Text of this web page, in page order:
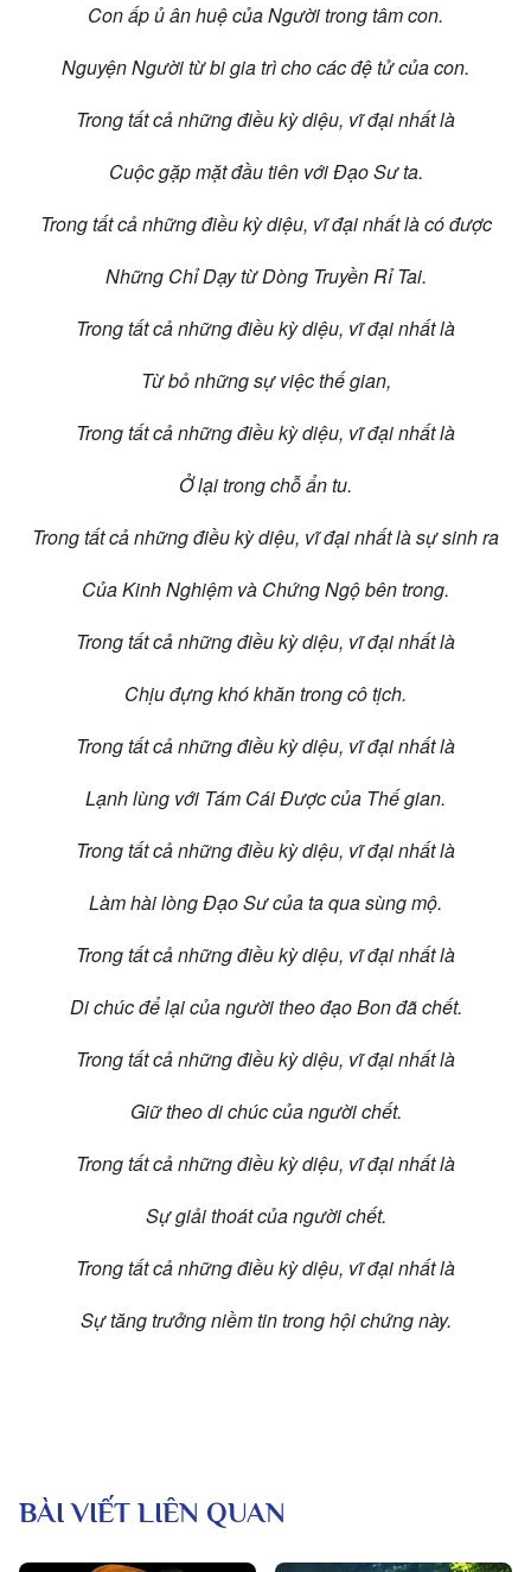
Con ấp ủ ân huệ của Người trong tâm con.
Nguyện Người từ bi gia trì cho các đệ tử của con.
Trong tất cả những điều kỳ diệu, vĩ đại nhất là
Cuộc gặp mặt đầu tiên với Đạo Sư ta.
Trong tất cả những điều kỳ diệu, vĩ đại nhất là có được
Những Chỉ Dạy từ Dòng Truyền Rỉ Tai.
Trong tất cả những điều kỳ diệu, vĩ đại nhất là
Từ bỏ những sự việc thế gian,
Trong tất cả những điều kỳ diệu, vĩ đại nhất là
Ở lại trong chỗ ẩn tu.
Trong tất cả những điều kỳ diệu, vĩ đại nhất là sự sinh ra
Của Kinh Nghiệm và Chứng Ngộ bên trong.
Trong tất cả những điều kỳ diệu, vĩ đại nhất là
Chịu đựng khó khăn trong cô tịch.
Trong tất cả những điều kỳ diệu, vĩ đại nhất là
Lạnh lùng với Tám Cái Được của Thế gian.
Trong tất cả những điều kỳ diệu, vĩ đại nhất là
Làm hài lòng Đạo Sư của ta qua sùng mộ.
Trong tất cả những điều kỳ diệu, vĩ đại nhất là
Di chúc để lại của người theo đạo Bon đã chết.
Trong tất cả những điều kỳ diệu, vĩ đại nhất là
Giữ theo di chúc của người chết.
Trong tất cả những điều kỳ diệu, vĩ đại nhất là
Sự giải thoát của người chết.
Trong tất cả những điều kỳ diệu, vĩ đại nhất là
Sự tăng trưởng niềm tin trong hội chứng này.
BÀI VIẾT LIÊN QUAN